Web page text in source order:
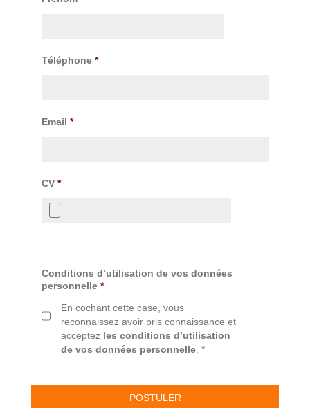
Téléphone *
Email *
CV *
Conditions d’utilisation de vos données
personnelle *
En cochant cette case, vous
reconnaissez avoir pris connaissance et
acceptez les conditions d’utilisation
de vos données personnelle . *